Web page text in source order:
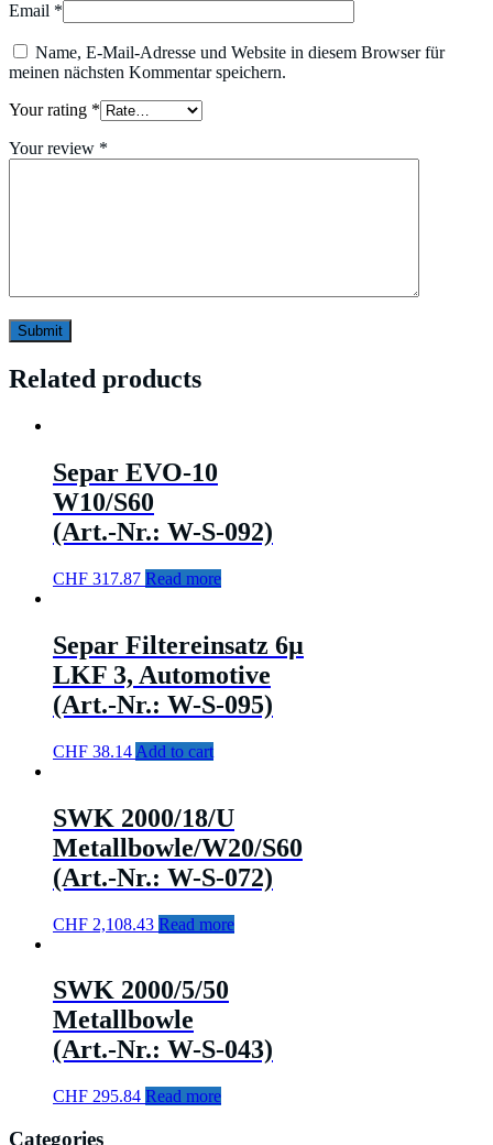
Email *
Name, E-Mail-Adresse und Website in diesem Browser für
meinen nächsten Kommentar speichern.
Your rating *
Your review *
Related products
Separ EVO-10
W10/S60
(Art.-Nr.: W-S-092)
CHF 317.87 Read more
Separ Filtereinsatz 6µ
LKF 3, Automotive
(Art.-Nr.: W-S-095)
CHF 38.14 Add to cart
SWK 2000/18/U
Metallbowle/W20/S60
(Art.-Nr.: W-S-072)
CHF 2,108.43 Read more
SWK 2000/5/50
Metallbowle
(Art.-Nr.: W-S-043)
CHF 295.84 Read more
Categories